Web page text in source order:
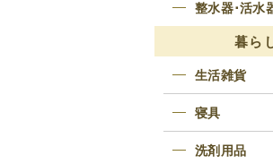
整水器･活水
暮ら
生活雑貨
寝具
洗剤用品